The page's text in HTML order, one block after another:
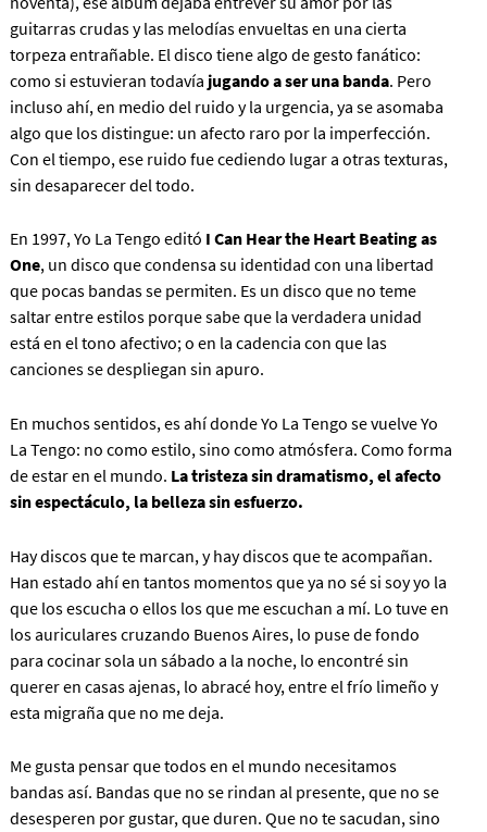
guitarras crudas y las melodías envueltas en una cierta
torpeza entrañable. El disco tiene algo de gesto fanático:
como si estuvieran todavía jugando a ser una banda. Pero
incluso ahí, en medio del ruido y la urgencia, ya se asomaba
algo que los distingue: un afecto raro por la imperfección.
Con el tiempo, ese ruido fue cediendo lugar a otras texturas,
sin desaparecer del todo.
En 1997, Yo La Tengo editó I Can Hear the Heart Beating as
One, un disco que condensa su identidad con una libertad
que pocas bandas se permiten. Es un disco que no teme
saltar entre estilos porque sabe que la verdadera unidad
está en el tono afectivo; o en la cadencia con que las
canciones se despliegan sin apuro.
En muchos sentidos, es ahí donde Yo La Tengo se vuelve Yo
La Tengo: no como estilo, sino como atmósfera. Como forma
de estar en el mundo. La tristeza sin dramatismo, el afecto
sin espectáculo, la belleza sin esfuerzo.
Hay discos que te marcan, y hay discos que te acompañan.
Han estado ahí en tantos momentos que ya no sé si soy yo la
que los escucha o ellos los que me escuchan a mí. Lo tuve en
los auriculares cruzando Buenos Aires, lo puse de fondo
para cocinar sola un sábado a la noche, lo encontré sin
querer en casas ajenas, lo abracé hoy, entre el frío limeño y
esta migraña que no me deja.
Me gusta pensar que todos en el mundo necesitamos
bandas así. Bandas que no se rindan al presente, que no se
desesperen por gustar, que duren. Que no te sacudan, sino